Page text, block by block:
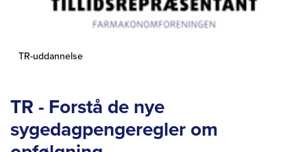
TR-uddannelse
TR - Forstå de nye
sygedagpengeregler om